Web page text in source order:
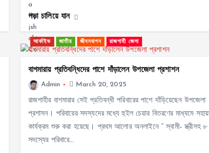
পড়া চালিয়ে যান
আর্কাইভ জাতীয় জীবনযাপন রাজশাহী জেলা
বাগমারায় প্রতিবন্ধিদের পাশে দাঁড়ালেন উপজেলা প্রশাশন
Admin March 20, 2025
রাজশাহীর বাগমারার সেই প্রতিবন্ধী পরিবারের পাশে দাঁড়িয়েছেন উপজেলা
প্রশাসন। পরিবারের সদস্যদের মধ্যে হুইল চেয়ার বিতরণের মাধ্যমে
কার্যক্রম শুরু করা হয়েছে। প্রথম আলোর অনলাইনে ” স্বামী- স্ত্রীসহ ৮
সদস্যের পরিবারে…